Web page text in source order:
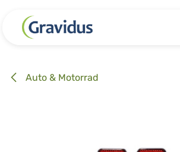
Auto & Motorrad